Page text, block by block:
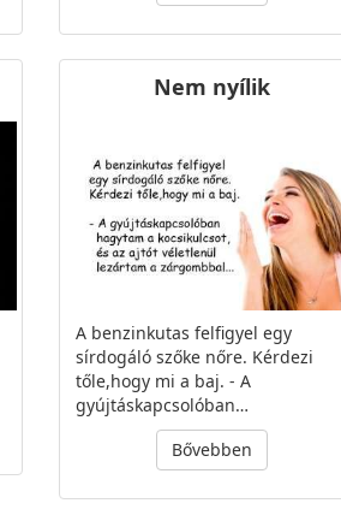
Nem nyílik
A benzinkutas felfigyel egy
sírdogáló szőke nőre. Kérdezi
tőle,hogy mi a baj. - A
gyújtáskapcsolóban…
Bővebben